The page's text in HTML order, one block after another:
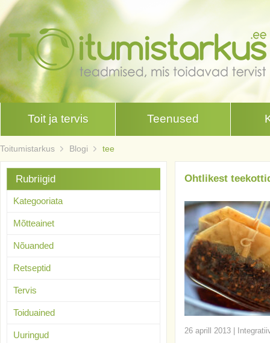
Toit ja tervis Teenused
Toitumistarkus Blogi tee
Ohtlikest
26 aprill 2013
Rubriigid
Kategooriata
Mõtteainet
Nõuanded
Retseptid
Tervis
Toiduained
Uuringud